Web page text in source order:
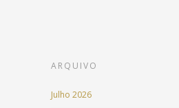
ARQUIVO
Julho 2026